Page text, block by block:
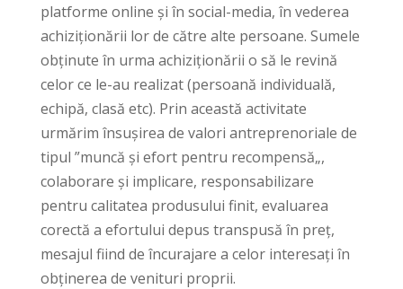
platforme online și în social-media, în vederea
achiziționării lor de către alte persoane. Sumele
obținute în urma achiziționării o să le revină
celor ce le-au realizat (persoană individuală,
echipă, clasă etc). Prin această activitate
urmărim însușirea de valori antreprenoriale de
tipul ”muncă și efort pentru recompensă„,
colaborare și implicare, responsabilizare
pentru calitatea produsului finit, evaluarea
corectă a efortului depus transpusă în preț,
mesajul fiind de încurajare a celor interesați în
obținerea de venituri proprii.